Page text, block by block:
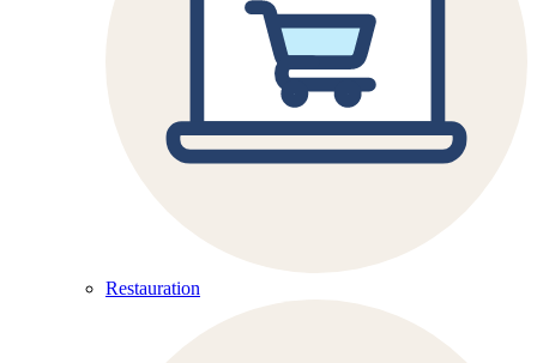
Restauration